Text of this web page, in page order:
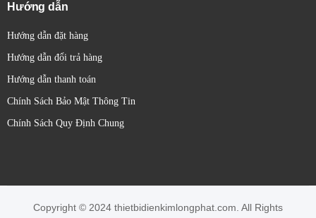
Hướng dẫn
Hướng dẫn đặt hàng
Hướng dẫn đổi trả hàng
Hướng dẫn thanh toán
Chính Sách Bảo Mật Thông Tin
Chính Sách Quy Định Chung
Copyright © 2024 thietbidienkimlongphat.com. All Rights